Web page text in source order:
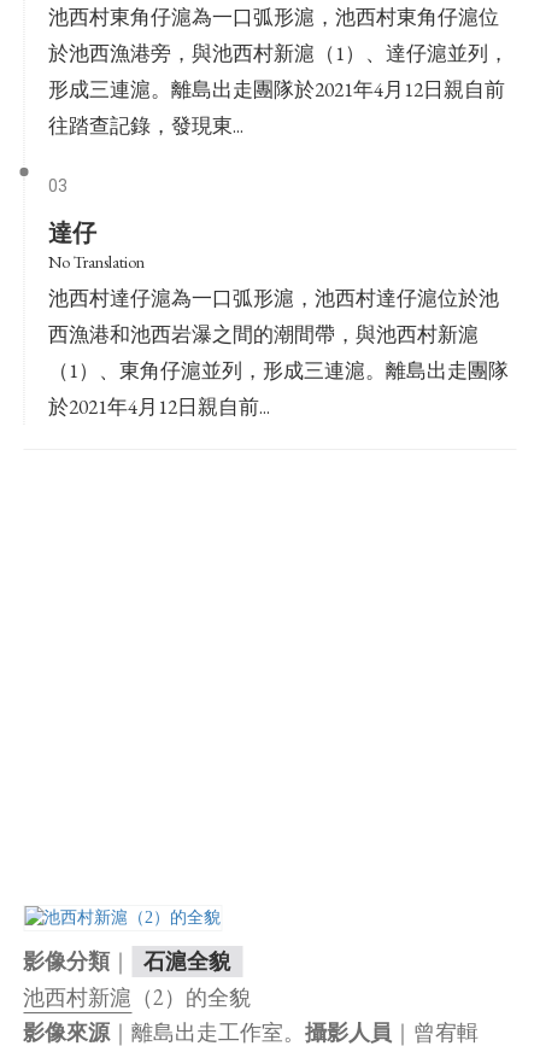
池西村東角仔滬為一口弧形滬，池西村東角仔滬位
於池西漁港旁，與池西村新滬（1）、達仔滬並列，
形成三連滬。離島出走團隊於2021年4月12日親自前
往踏查記錄，發現東...
03
達仔
No Translation
池西村達仔滬為一口弧形滬，池西村達仔滬位於池
西漁港和池西岩瀑之間的潮間帶，與池西村新滬
（1）、東角仔滬並列，形成三連滬。離島出走團隊
於2021年4月12日親自前...
影像分類｜ 石滬全貌
池西村新滬 （2）的全貌
影像來源｜離島出走工作室。攝影人員 ｜曾宥輯